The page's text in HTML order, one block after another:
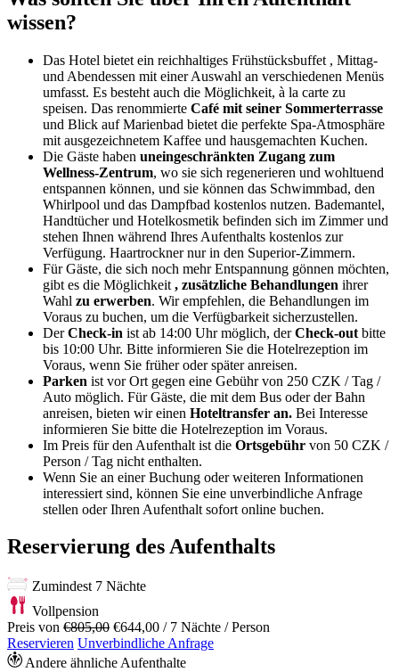
wissen?
Das Hotel bietet ein reichhaltiges Frühstücksbuffet , Mittag-
und Abendessen mit einer Auswahl an verschiedenen Menüs
umfasst. Es besteht auch die Möglichkeit, à la carte zu
speisen. Das renommierte Café mit seiner Sommerterrasse
und Blick auf Marienbad bietet die perfekte Spa-Atmosphäre
mit ausgezeichnetem Kaffee und hausgemachten Kuchen.
Die Gäste haben uneingeschränkten Zugang zum
Wellness-Zentrum, wo sie sich regenerieren und wohltuend
entspannen können, und sie können das Schwimmbad, den
Whirlpool und das Dampfbad kostenlos nutzen. Bademantel,
Handtücher und Hotelkosmetik befinden sich im Zimmer und
stehen Ihnen während Ihres Aufenthalts kostenlos zur
Verfügung. Haartrockner nur in den Superior-Zimmern.
Für Gäste, die sich noch mehr Entspannung gönnen möchten,
gibt es die Möglichkeit , zusätzliche Behandlungen ihrer
Wahl zu erwerben. Wir empfehlen, die Behandlungen im
Voraus zu buchen, um die Verfügbarkeit sicherzustellen.
DerCheck-in ist ab 14:00 Uhr möglich, derCheck-out bitte
bis 10:00 Uhr. Bitte informieren Sie die Hotelrezeption im
Voraus, wenn Sie früher oder später anreisen.
Parken ist vor Ort gegen eine Gebühr von 250 CZK / Tag /
Auto möglich. Für Gäste, die mit dem Bus oder der Bahn
anreisen, bieten wir einen Hoteltransfer an. Bei Interesse
informieren Sie bitte die Hotelrezeption im Voraus.
Im Preis für den Aufenthalt ist die Ortsgebühr von 50 CZK /
Person / Tag nicht enthalten.
Wenn Sie an einer Buchung oder weiteren Informationen
interessiert sind, können Sie eine unverbindliche Anfrage
stellen oder Ihren Aufenthalt sofort online buchen.
Reservierung des Aufenthalts
Zumindest 7 Nächte
Vollpension
Preis von €805,00 €644,00 / 7 Nächte / Person
Reservieren Unverbindliche Anfrage
Andere ähnliche Aufenthalte